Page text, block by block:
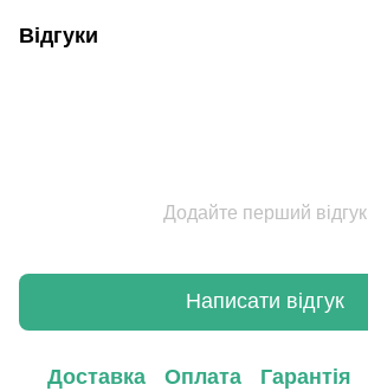
Відгуки
Додайте перший відгук
Написати відгук
Доставка Оплата Гарантія